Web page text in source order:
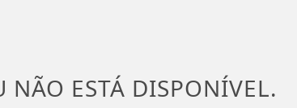
NÃO ESTÁ DISPONÍVEL.